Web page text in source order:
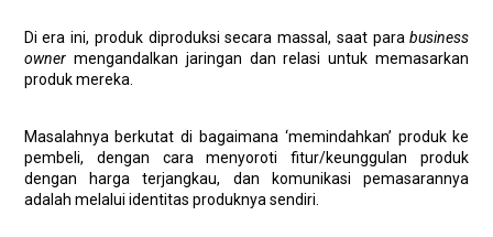
Di era ini, produk diproduksi secara massal, saat parabusiness
ownermengandalkan jaringan dan relasi untuk memasarkan
produk mereka.
Masalahnya berkutat di bagaimana ‘memindahkan’ produk ke
pembeli, dengan cara menyoroti fitur/keunggulan produk
dengan harga terjangkau, dan komunikasi pemasarannya
adalah melalui identitas produknya sendiri.